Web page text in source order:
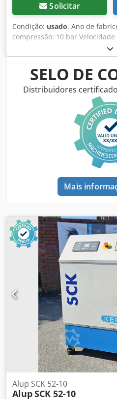
Solicitar
Condição: usado, Ano de
compressão: 10 bar
volumétrica: 3455 dm³/min
do motor: 22 kW
SELO DE
Distribuidores
Mais
Alup SCK 52-10
AlupSCK 52-10